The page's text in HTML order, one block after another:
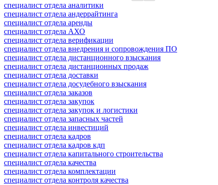
специалист отдела аналитики
специалист отдела андеррайтинга
специалист отдела аренды
специалист отдела АХО
специалист отдела верификации
специалист отдела внедрения и сопровождения ПО
специалист отдела дистанционного взыскания
специалист отдела дистанционных продаж
специалист отдела доставки
специалист отдела досудебного взыскания
специалист отдела заказов
специалист отдела закупок
специалист отдела закупок и логистики
специалист отдела запасных частей
специалист отдела инвестиций
специалист отдела кадров
специалист отдела кадров кдп
специалист отдела капитального строительства
специалист отдела качества
специалист отдела комплектации
специалист отдела контроля качества